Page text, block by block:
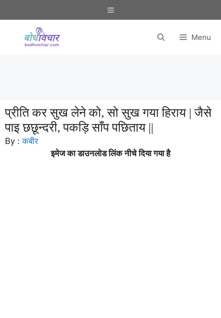
to
Menu
Menu
प्रीति कर सुख लेने को, सो सुख गया हिराय | जैसे
पाइ छछून्दरी, पकड़ि साँप पछिताय ||
By :कबीर
इमेज का डाउनलोड लिंक नीचे दिया गया है